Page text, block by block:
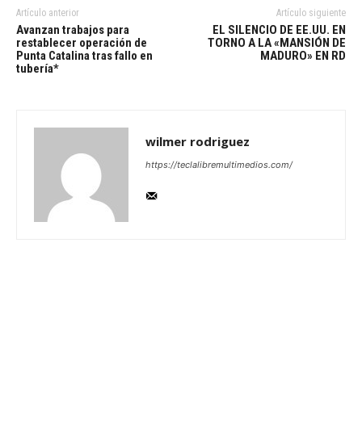
Artículo anterior
Avanzan trabajos para
restablecer operación de
Punta Catalina tras fallo en
tubería*
Artículo siguiente
EL SILENCIO DE EE.UU. EN
TORNO A LA «MANSIÓN DE
MADURO» EN RD
wilmer rodriguez
https://teclalibremultimedios.com/